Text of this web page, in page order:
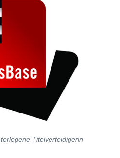
Titelverteidigerin